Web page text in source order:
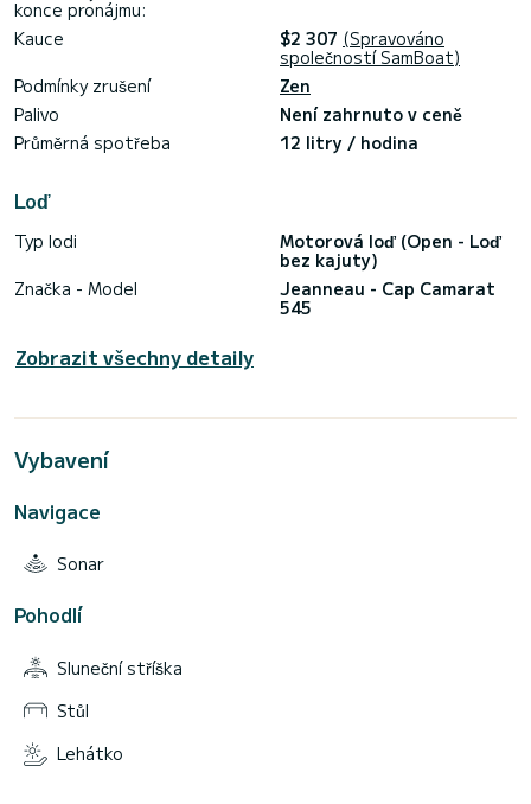
konce pronájmu:
Kauce
$2 307 (Spravováno
společností SamBoat)
Podmínky zrušení
Zen
Palivo
Není zahrnuto v ceně
Průměrná spotřeba
12 litry / hodina
Loď
Typ lodi
Motorová loď (Open - Loď
bez kajuty)
Značka - Model
Jeanneau - Cap Camarat
545
Zobrazit všechny detaily
Vybavení
Navigace
Sonar
Pohodlí
Sluneční stříška
Stůl
Lehátko